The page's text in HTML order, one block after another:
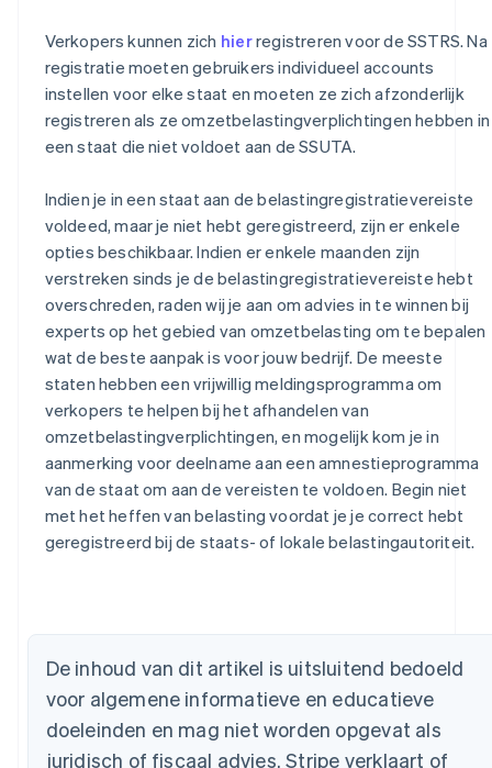
Verkopers kunnen zich hierregistreren voor de SSTRS. Na
registratie moeten gebruikers individueel accounts
instellen voor elke staat en moeten ze zich afzonderlijk
registreren als ze omzetbelastingverplichtingen hebben in
een staat die niet voldoet aan de SSUTA.
Indien je in een staat aan de belastingregistratievereiste
voldeed, maar je niet hebt geregistreerd, zijn er enkele
opties beschikbaar. Indien er enkele maanden zijn
verstreken sinds je de belastingregistratievereiste hebt
overschreden, raden wij je aan om advies in te winnen bij
experts op het gebied van omzetbelasting om te bepalen
wat de beste aanpak is voor jouw bedrijf. De meeste
staten hebben een vrijwillig meldingsprogramma om
verkopers te helpen bij het afhandelen van
omzetbelastingverplichtingen, en mogelijk kom je in
aanmerking voor deelname aan een amnestieprogramma
van de staat om aan de vereisten te voldoen. Begin niet
met het heffen van belasting voordat je je correct hebt
geregistreerd bij de staats- of lokale belastingautoriteit.
De inhoud van dit artikel is uitsluitend bedoeld
voor algemene informatieve en educatieve
doeleinden en mag niet worden opgevat als
juridisch of fiscaal advies. Stripe verklaart of
English
België
Nederlands Français DeutschEnglish